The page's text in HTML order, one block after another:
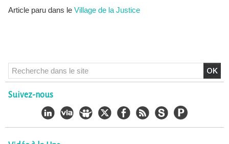
Article paru dans leVillage de la Justice
Suivez-nous